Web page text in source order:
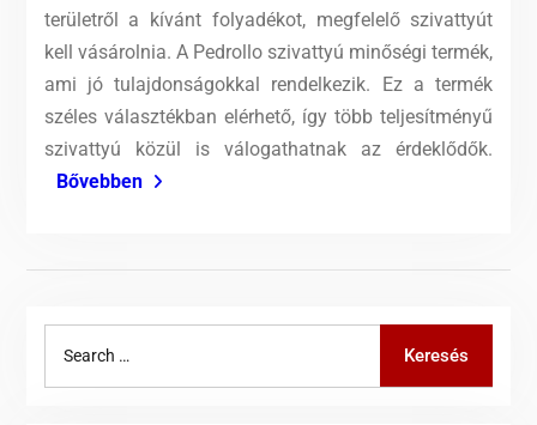
területről a kívánt folyadékot, megfelelő szivattyút
kell vásárolnia. A Pedrollo szivattyú minőségi termék,
ami jó tulajdonságokkal rendelkezik. Ez a termék
széles választékban elérhető, így több teljesítményű
szivattyú közül is válogathatnak az érdeklődők.
Bővebben
Keresés